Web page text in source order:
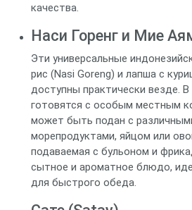
качества.
Наси Горенг и Мие
Эти универсальные
рис (Nasi Goreng) и лапша с
доступны практически везде. В
готовятся с особым местным
может быть подан с
морепродуктами, яйцом или
подаваемая с бульоном и
сытное и ароматное блюдо,
для быстрого обеда.